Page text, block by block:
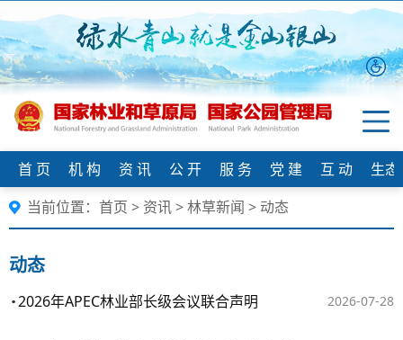
首 页 机 构 资 讯 公 开 服 务 党 建 互 动
生
当前位置： 首页 > 资讯>林草新闻 > 动态
动态
2026-07-28
2026年APEC林业部长级会议联合声明